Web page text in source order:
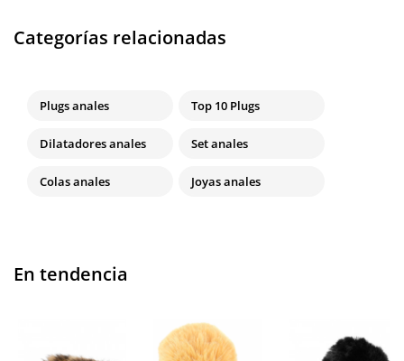
Categorías relacionadas
Plugs anales Top 10 Plugs
Dilatadores anales Set anales
Colas anales Joyas anales
En tendencia